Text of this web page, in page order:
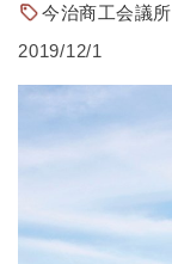
今治商工会議所
2019/12/1